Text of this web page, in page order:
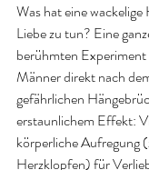
Was hat eine
Liebe zu tun? Eine
berühmten
Männer direkt nach
gefährlichen
erstaunlichem Effekt:
körperliche Aufregung
Herzklopfen) für